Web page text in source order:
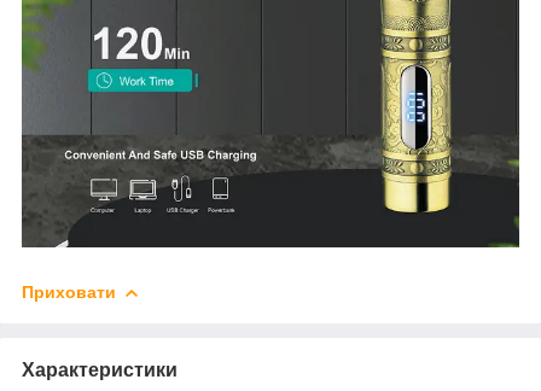
Приховати
Характеристики